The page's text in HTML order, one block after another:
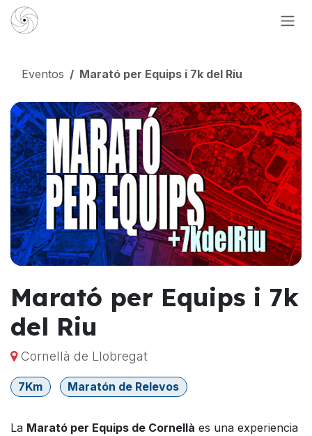
Ir al contenido
Eventos Marató per Equips i 7k del Riu
Marató per Equips i 7k
del Riu
Cornellà de Llobregat
7Km Maratón de Relevos
La Marató per Equips de Cornellà es una experiencia